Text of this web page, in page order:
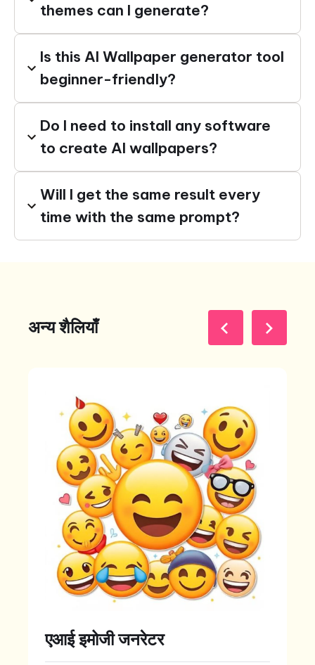
themes can I generate?
Is this AI Wallpaper generator tool
beginner-friendly?
Do I need to install any software
to create AI wallpapers?
Will I get the same result every
time with the same prompt?
अन्य शैलियाँ
एआई इमोजी जनरेटर